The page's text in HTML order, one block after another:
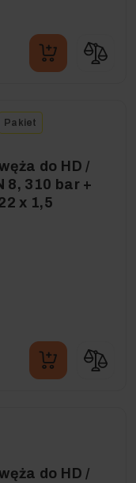
Pakiet
do HD /
8, 310 bar +
x 1,5
do HD /